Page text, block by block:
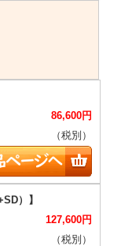
86,600円
（税別）
127,600円
（税別）